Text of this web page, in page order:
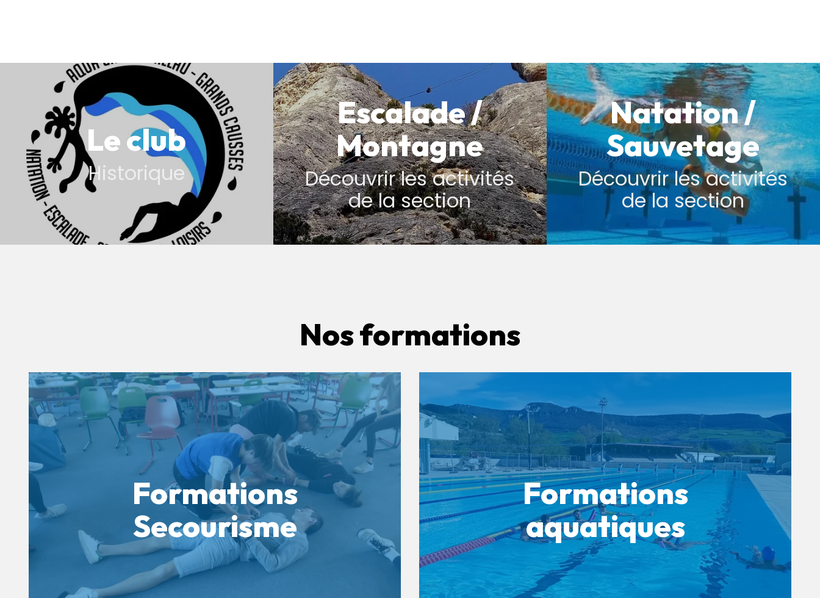
Le club
Historique
Escalade /
Montagne
Découvrir les activités
de la section
Natation /
Sauvetage
Découvrir les activités
de la section
Nos formations
Formations
Secourisme
Formations
aquatiques